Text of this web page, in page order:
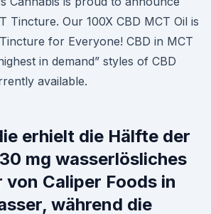
Tincture. Our 100X CBD MCT Oil is
for Everyone! CBD in MCT
in demand” styles of CBD
available.
erhielt die Hälfte der
mg wasserlösliches
von Caliper Foods in
während die